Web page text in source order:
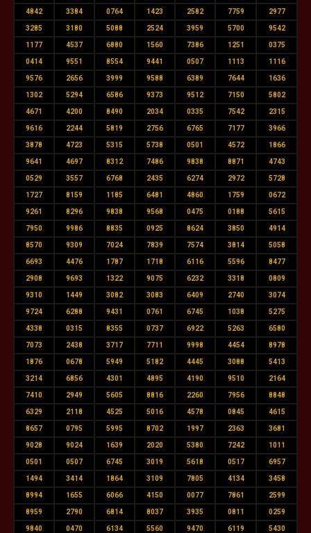
4842 3384 0764 1423 2582 7759 2977
3285 3180 5088 2524 3959 5700 9542
1177 4537 6880 1560 7386 1251 0375
0414 9551 8554 9441 0507 1113 1116
9576 2656 3999 9588 6389 7644 1636
1302 5294 6586 9373 9512 7150 5802
4671 4200 8490 2034 0335 7542 2315
9616 2244 5819 2756 6765 7177 3966
3878 4723 5315 5738 0501 4572 1866
9641 4697 8312 7486 9838 8871 4743
0529 3557 6768 2435 6274 2972 5728
1727 8159 1185 6481 4860 1759 0672
9261 8296 9838 9568 0475 0188 5615
7950 9986 8835 0925 8624 3850 4914
8570 9309 7024 7839 7574 3814 5058
6693 4476 1787 1718 6116 5596 8477
2908 9693 1322 9075 6232 3318 0809
9310 1449 3082 3083 6409 2740 3074
9724 6288 9431 0761 6745 1038 5275
4338 0315 8355 0737 6922 5263 6580
7073 2438 3717 7711 9998 4454 8978
1876 0678 5949 5182 4445 3088 5413
3214 6856 4301 4895 4190 9510 2164
7410 2949 5605 8816 2260 7956 8848
6329 2118 4525 5016 4578 0845 4615
8657 0795 5995 8702 1997 2363 3681
9028 9024 1639 2020 5380 7242 1011
0501 0507 6745 3019 5618 0517 6957
1494 3414 1864 3109 7805 4134 3458
8994 1655 6066 4150 0077 7861 2599
8959 2790 6814 8037 3935 0811 0259
9840 0470 6134 5560 9470 6119 5430